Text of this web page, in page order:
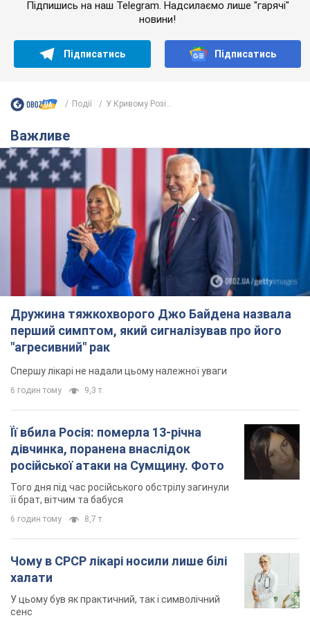
Підпишись на наш Telegram. Надсилаємо лише "гарячі"
новини!
Підписатись Підписатись
Події У Кривому Розі...
Важливе
Дружина тяжкохворого Джо Байдена назвала
перший симптом, який сигналізував про його
"агресивний" рак
Спершу лікарі не надали цьому належної уваги
6 годин тому 9,3 т.
Її вбила Росія: померла 13-річна
дівчинка, поранена внаслідок
російської атаки на Сумщину. Фото
Того дня під час російського обстрілу загинули
її брат, вітчим та бабуся
6 годин тому 8,7 т.
Чому в СРСР лікарі носили лише білі
халати
У цьому був як практичний, так і символічний
сенс